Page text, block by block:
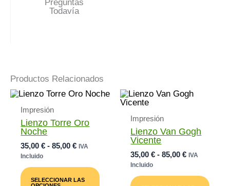
Preguntas
Todavía
Productos Relacionados
Impresión
Lienzo Torre Oro
Noche
35,00€ - 85,00€Rango
Desde
35,00 €
IVA
Incluido
SELECCIONAR LAS
Producto
Impresión
Lienzo Van Gogh
Vicente
35,00€ - 85,00€Rango
Desde
IVA
Incluido